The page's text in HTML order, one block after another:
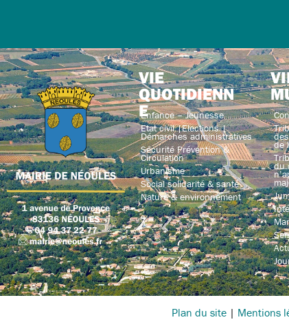
VIE
QUOTIDIENN
E
Enfance – Jeunesse
Etat civil |Elections |
Démarches administratives
Sécurité Prévention &
Circulation
Urbanisme
Social solidarité & santé
Nature & environnement
de
du
Plan du site | Mentions